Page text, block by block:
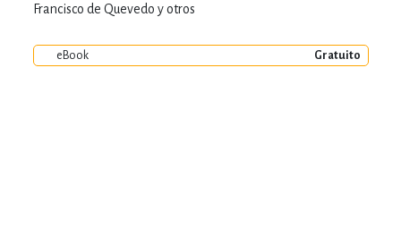
Francisco de Quevedo y otros
eBook Gratuito